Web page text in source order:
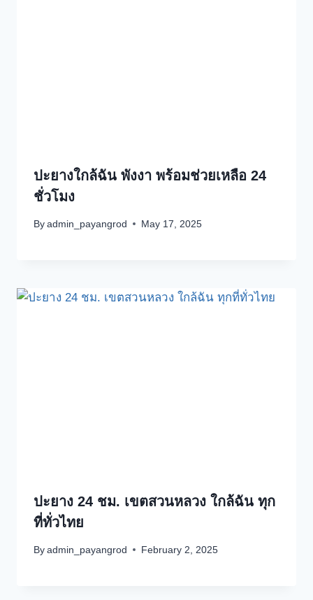
ปะยางใกล้ฉัน พังงา พร้อมช่วยเหลือ 24
ชั่วโมง
By admin_payangrod May 17, 2025
ปะยาง 24 ชม. เขตสวนหลวง ใกล้ฉัน ทุก
ที่ทั่วไทย
By admin_payangrod February 2, 2025